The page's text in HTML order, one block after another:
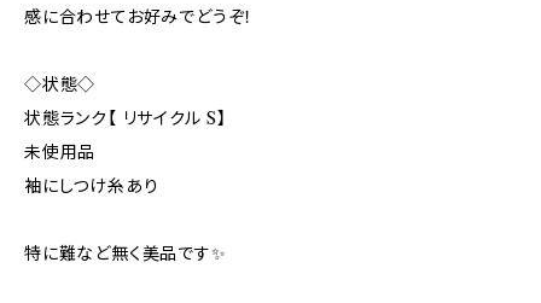
感に合わせてお好みでどうぞ！
◇状態◇
状態ランク【 リサイクル S】
未使用品
袖にしつけ糸あり
特に難など無く美品です✨